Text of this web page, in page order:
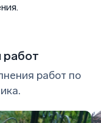
работ
работ по